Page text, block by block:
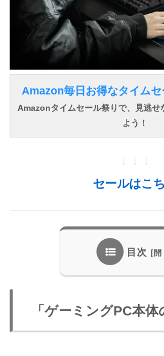
Amazon毎日お得なタイムセ
Amazonタイムセール祭りで、見逃せ
よう！
↓ ↓ ↓
セールはこ
目次
「ゲーミングPC本